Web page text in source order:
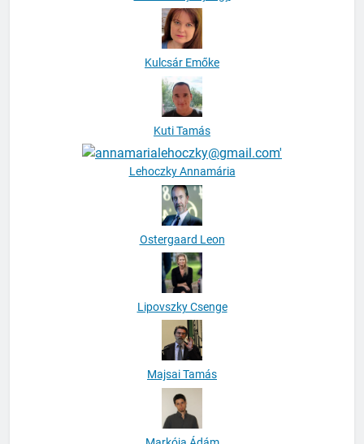
Kulcsár Emőke
Kuti Tamás
Lehoczky Annamária
Ostergaard Leon
Lipovszky Csenge
Majsai Tamás